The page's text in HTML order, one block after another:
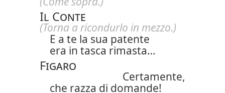
Il Conte
(Torna a ricondurlo in mezzo.)
E a te la sua patente
era in tasca rimasta…
Figaro
Certamente,
che razza di domande!